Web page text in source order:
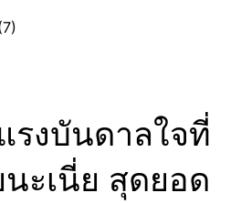
รงบันดาลใจที่
นะเนี่ย สุดยอด